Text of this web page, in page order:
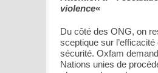
violence«
Du côté des ONG, on
sceptique sur
sécurité. Oxfam
Nations unies de